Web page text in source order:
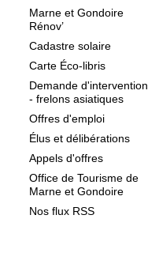
Marne et Gondoire
Rénov’
Cadastre solaire
Carte Éco-libris
Demande d'intervention
- frelons asiatiques
Offres d'emploi
Élus et délibérations
Appels d'offres
Office de Tourisme de
Marne et Gondoire
Nos flux RSS